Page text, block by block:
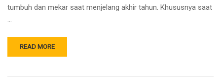
tumbuh dan mekar saat menjelang akhir tahun. Khususnya saat
…
READ MORE